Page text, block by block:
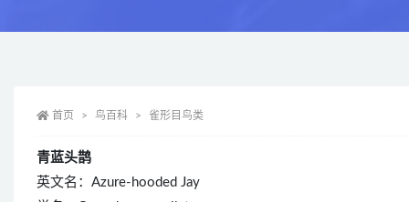
首页 鸟百科 雀形目鸟类
青蓝头鹊
英文名：Azure-hooded Jay